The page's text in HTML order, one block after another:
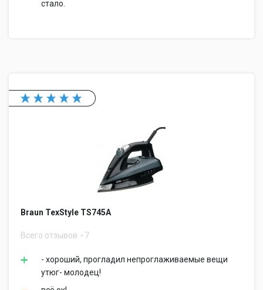
стало.
Braun TexStyle TS745A
Всего отзывов 7
- хороший, прогладил непроглаживаемые вещи
утюг- молодец!